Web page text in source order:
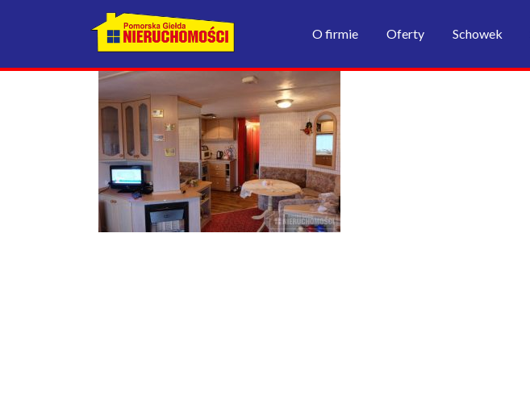
O firmie Oferty Schowek